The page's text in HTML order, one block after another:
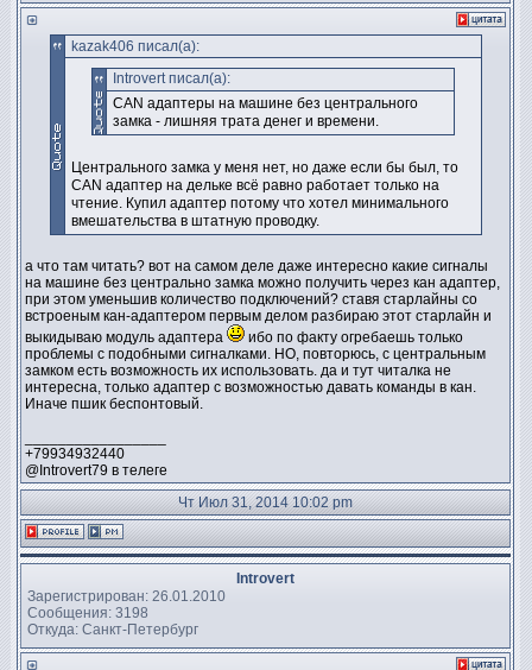
kazak406 писал(а):
Introvert писал(а):
CAN адаптеры на машине без центрального
замка - лишняя трата денег и времени.
Центрального замка у меня нет, но даже если бы был, то
CAN адаптер на дельке всё равно работает только на
чтение. Купил адаптер потому что хотел минимального
вмешательства в штатную проводку.
а что там читать? вот на самом деле даже интересно какие сигналы
на машине без центрально замка можно получить через кан адаптер,
при этом уменьшив количество подключений? ставя старлайны со
встроеным кан-адаптером первым делом разбираю этот старлайн и
выкидываю модуль адаптера
ибо по факту огребаешь только
проблемы с подобными сигналками. НО, повторюсь, с центральным
замком есть возможность их использовать. да и тут читалка не
интересна, только адаптер с возможностью давать команды в кан.
Иначе пшик беспонтовый.
+79934932440
@Introvert79 в телеге
Чт Июл 31, 2014 10:02 pm
Introvert
Зарегистрирован: 26.01.2010
Сообщения: 3198
Откуда: Санкт-Петербург